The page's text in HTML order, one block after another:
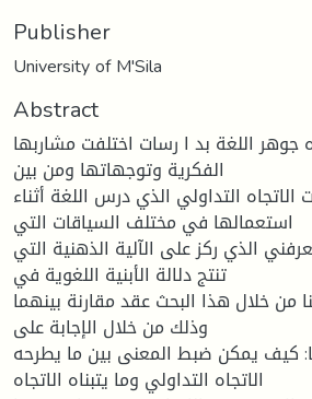
Publisher
University of M'Sila
Abstract
جوهر اللغة بد ا رسات اختلفت مشاربها
الفكرية وتوجهاتها ومن بين
التداولي الذي درس اللغة أثناء
استعمالها في مختلف السياقات التي
الذي ركز على الآلية الذهنية التي
تنتج دلالة الأبنية اللغوية في
من خلال هذا البحث عقد مقارنة بينهما
وذلك من خلال الإجابة على
كيف يمكن ضبط المعنى بين ما يطرحه
الاتجاه التداولي وما يتبناه الاتجاه